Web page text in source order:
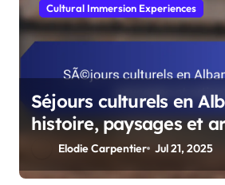
Cultural Immersion Experiences
Séjours culturels en
histoire, paysages et
Elodie Carpentier Jul 21, 2025